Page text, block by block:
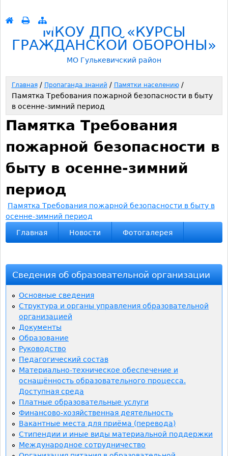
МКОУ ДПО «КУРСЫ
ГРАЖДАНСКОЙ ОБОРОНЫ»
МО Гулькевичский район
В
ы
з
д
е
с
ь
Главная/ Пропаганда знаний / Памятки населению/
Памятка Требования пожарной безопасности в быту
в осенне-зимний период
Памятка Требования
пожарной безопасности в
быту в осенне-зимний
период
Памятка Требования пожарной безопасности в быту в
осенне-зимний период
Главная
Новости Фотогалерея
Сведения об образовательной организации
Основные сведения
Структура и органы управления образовательной
организацией
Документы
Образование
Руководство
Педагогический состав
Материально-техническое обеспечение и
оснащённость образовательного процесса.
Доступная среда
Платные образовательные услуги
Финансово-хозяйственная деятельность
Вакантные места для приёма (перевода)
Стипендии и иные виды материальной поддержки
Международное сотрудничество